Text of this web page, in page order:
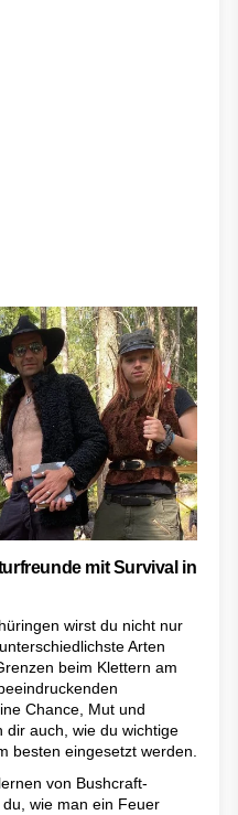
mit Survival in
wirst du nicht nur
Arten
beim Klettern am
Chance, Mut und
dir auch, wie du wichtige
besten eingesetzt werden.
von Bushcraft-
wie man ein Feuer